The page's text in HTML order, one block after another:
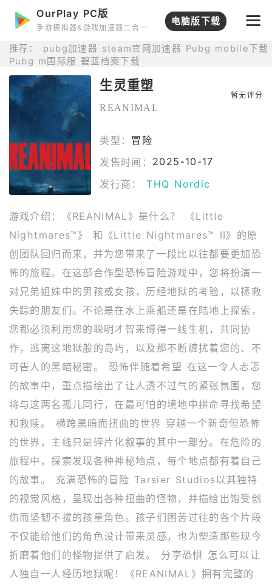
打开APP
推荐： pubg加速器 steam官网加速器 Pubg mobile下载
Pubg m国际服 碧蓝档案下载
OurPlay PC版
手游模拟器&游戏加速器二合一
电脑版下载
生灵重塑
REANIMAL
暂无评分
类型： 冒险
发售时间： 2025-10-17
发行商：
THQ Nordic
游戏介绍：《REANIMAL》是什么？ 《Little
Nightmares™》 和《Little Nightmares™ II》的原
创团队回归而来，并为您带来了一段比以往都要更加恐
怖的旅程。在这部合作型恐怖冒险游戏中，您将扮演一
对兄弟姐妹中的男孩或女孩，历经地狱的考验，以拯救
失踪的朋友们。不论是在水上乘船还是在陆地上探索，
您都必须利用您的聪明才智来博得一线生机，共同协
作，逃离这地狱般的岛屿，以及那不断缠扰着您的、不
可告人的黑暗秘密。 恐怖伴随着希望 在这一令人忐忑
的故事中，重点描绘出了让人透不过气的紧张氛围，您
将与这两名孤儿同行，在最可怕的境地中拼命寻找希望
和救赎。 横跨黑暗而扭曲的世界 穿越一个新奇但恐怖
的世界，主线只是碎片化叙事的其中一部分。在危险的
旅程中，探索发现各种神秘地点，每个地点都有着自己
的故事。 充满恐怖的冒险 Tarsier Studios以其独特
的视觉风格，呈现出各种扭曲的怪物，并描绘出饱受创
伤而坚韧不拔的孩童角色。孩子们困苦过往的各个片段
不仅能给他们的角色设计带来灵感，也为塑造那些现今
折磨着他们的怪物提供了启发。 分享恐惧 怎么可以让
人独自一人经历地狱呢！《REANIMAL》拥有完整的